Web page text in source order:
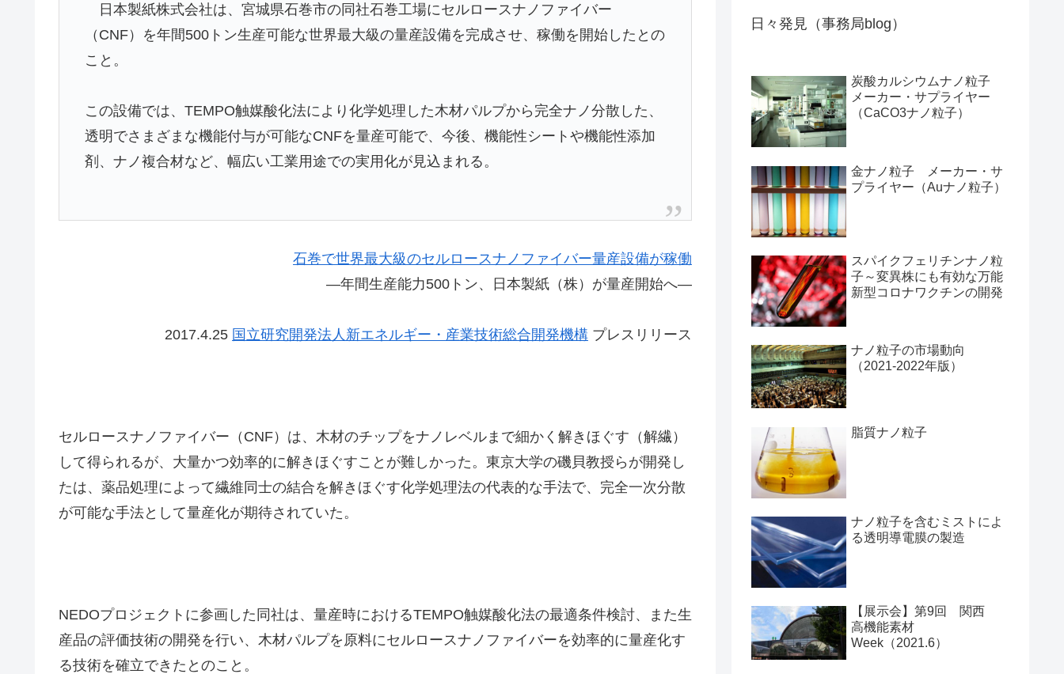
日本製紙株式会社は、宮城県石巻市の同社石巻工場にセルロースナノファイバー
（CNF）を年間500トン生産可能な世界最大級の量産設備を完成させ、稼働を開始したとの
こと。
この設備では、TEMPO触媒酸化法により化学処理した木材パルプから完全ナノ分散した、
透明でさまざまな機能付与が可能なCNFを量産可能で、今後、機能性シートや機能性添加
剤、ナノ複合材など、幅広い工業用途での実用化が見込まれる。
石巻で世界最大級のセルロースナノファイバー量産設備が稼働
―年間生産能力500トン、日本製紙（株）が量産開始へ―
2017.4.25 国立研究開発法人新エネルギー・産業技術総合開発機構 プレスリリース
セルロースナノファイバー（CNF）は、木材のチップをナノレベルまで細かく解きほぐす（解繊）
して得られるが、大量かつ効率的に解きほぐすことが難しかった。東京大学の磯貝教授らが開発し
たは、薬品処理によって繊維同士の結合を解きほぐす化学処理法の代表的な手法で、完全一次分散
が可能な手法として量産化が期待されていた。
NEDOプロジェクトに参画した同社は、量産時におけるTEMPO触媒酸化法の最適条件検討、また生
産品の評価技術の開発を行い、木材パルプを原料にセルロースナノファイバーを効率的に量産化す
る技術を確立できたとのこと。
日々発見（事務局blog）
炭酸カルシウムナノ粒子
メーカー・サプライヤー
（CaCO3ナノ粒子）
金ナノ粒子 メーカー・サ
プライヤー（Auナノ粒子）
スパイクフェリチンナノ粒
子～変異株にも有効な万能
新型コロナワクチンの開発
ナノ粒子の市場動向
（2021-2022年版）
脂質ナノ粒子
ナノ粒子を含むミストによ
る透明導電膜の製造
【展示会】第9回 関西
高機能素材
Week（2021.6）